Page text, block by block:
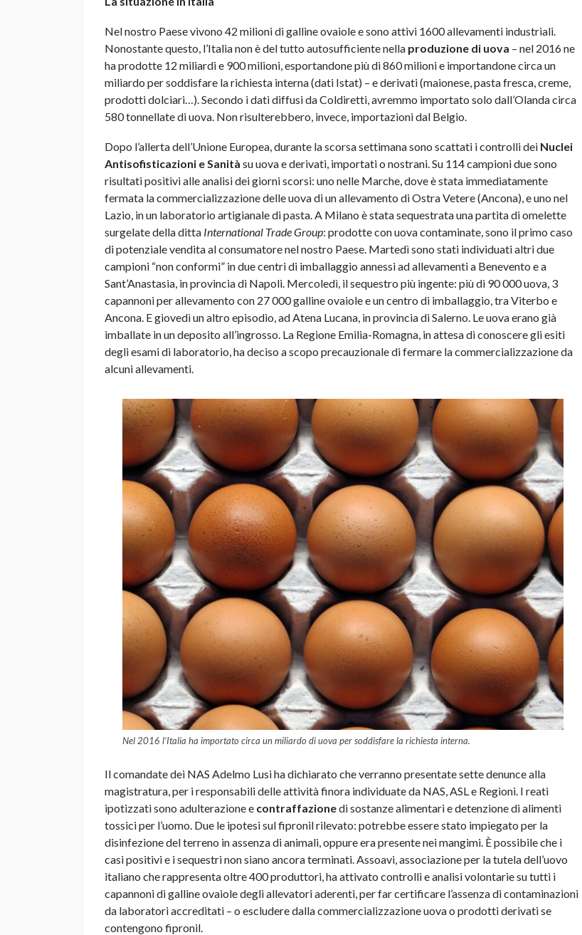
Nel nostro Paese vivono 42 milioni di galline ovaiole e sono attivi 1600 allevamenti industriali.
Nonostante questo, l’Italia non è del tutto autosufficiente nella produzione di uova – nel 2016 ne
ha prodotte 12 miliardi e 900 milioni, esportandone più di 860 milioni e importandone circa un
miliardo per soddisfare la richiesta interna (dati Istat) – e derivati (maionese, pasta fresca, creme,
prodotti dolciari…). Secondo i dati diffusi da Coldiretti, avremmo importato solo dall’Olanda circa
580 tonnellate di uova. Non risulterebbero, invece, importazioni dal Belgio.
Dopo l’allerta dell’Unione Europea, durante la scorsa settimana sono scattati i controlli dei Nuclei
Antisofisticazioni e Sanità su uova e derivati, importati o nostrani. Su 114 campioni due sono
risultati positivi alle analisi dei giorni scorsi: uno nelle Marche, dove è stata immediatamente
fermata la commercializzazione delle uova di un allevamento di Ostra Vetere (Ancona), e uno nel
Lazio, in un laboratorio artigianale di pasta. A Milano è stata sequestrata una partita di omelette
surgelate della ditta International Trade Group: prodotte con uova contaminate, sono il primo caso
di potenziale vendita al consumatore nel nostro Paese. Martedì sono stati individuati altri due
campioni “non conformi” in due centri di imballaggio annessi ad allevamenti a Benevento e a
Sant’Anastasia, in provincia di Napoli. Mercoledì, il sequestro più ingente: più di 90 000 uova, 3
capannoni per allevamento con 27 000 galline ovaiole e un centro di imballaggio, tra Viterbo e
Ancona. E giovedì un altro episodio, ad Atena Lucana, in provincia di Salerno. Le uova erano già
imballate in un deposito all’ingrosso. La Regione Emilia-Romagna, in attesa di conoscere gli esiti
degli esami di laboratorio, ha deciso a scopo precauzionale di fermare la commercializzazione da
alcuni allevamenti.
Nel 2016 l’Italia ha importato circa un miliardo di uova per soddisfare la richiesta interna.
Il comandate dei NAS Adelmo Lusi ha dichiarato che verranno presentate sette denunce alla
magistratura, per i responsabili delle attività finora individuate da NAS, ASL e Regioni. I reati
ipotizzati sono adulterazione e contraffazionedi sostanze alimentari e detenzione di alimenti
tossici per l’uomo. Due le ipotesi sul fipronil rilevato: potrebbe essere stato impiegato per la
disinfezione del terreno in assenza di animali, oppure era presente nei mangimi. È possibile che i
casi positivi e i sequestri non siano ancora terminati. Assoavi, associazione per la tutela dell’uovo
italiano che rappresenta oltre 400 produttori, ha attivato controlli e analisi volontarie su tutti i
capannoni di galline ovaiole degli allevatori aderenti, per far certificare l’assenza di contaminazioni
da laboratori accreditati – o escludere dalla commercializzazione uova o prodotti derivati se
contengono fipronil.